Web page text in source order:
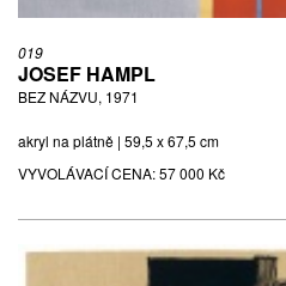
019
JOSEF HAMPL
BEZ NÁZVU, 1971
akryl na plátně | 59,5 x 67,5 cm
VYVOLÁVACÍ CENA:57 000 Kč